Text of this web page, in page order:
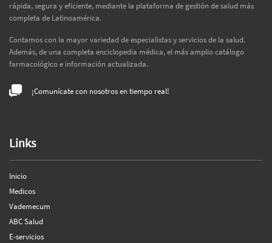
rápida, segura y eficiente, mediante la plataforma de gestión de salud más
completa de Latinoamérica.
Contamos con la mayor variedad de especialistas y servicios de la salud.
Además, de una completa enciclopedia médica, el más amplio catálogo
farmacológico e información actualizada.
¡Comunícate con nosotros en tiempo real!
Links
Inicio
Medicos
Vademecum
ABC Salud
E-servicios